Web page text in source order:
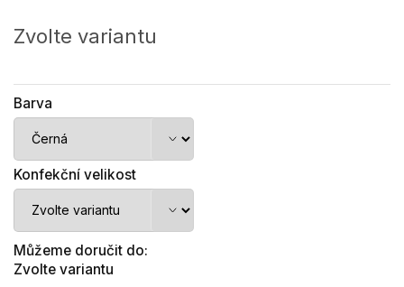
cena:
Zvolte variantu
Barva
Konfekční velikost
Můžeme doručit do:
Zvolte variantu